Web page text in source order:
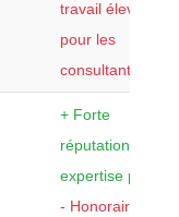
travail élevée
pour les
consultants
+ Forte
réputation,
expertise pointue
- Honoraires